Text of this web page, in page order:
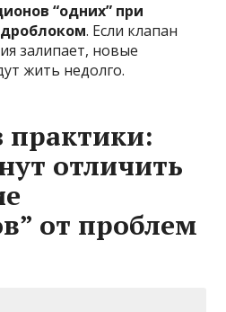
“одних” при
. Если клапан
залипает, новые
жить недолго.
практики:
отличить
от проблем